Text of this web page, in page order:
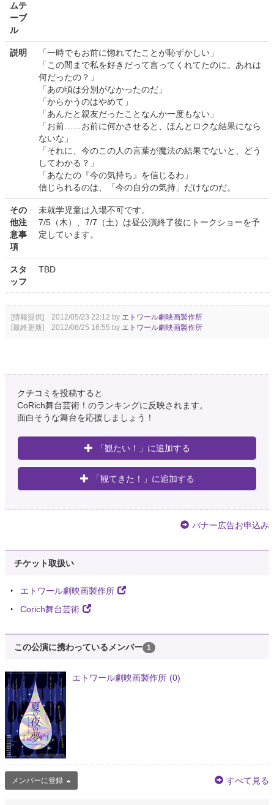
ムテ
ーブ
ル
説明
「一時でもお前に惚れてたことが恥ずかしい」
「この間まで私を好きだって言ってくれてたのに。あれは
何だったの？」
「あの頃は分別がなかったのだ」
「からかうのはやめて」
「あんたと親友だったことなんか一度もない」
「お前……お前に何かさせると、ほんとロクな結果になら
ないな」
「それに、今のこの人の言葉が魔法の結果でないと、どう
してわかる？」
「あなたの『今の気持ち』を信じるわ」
信じられるのは、「今の自分の気持」だけなのだ。
その
他注
意事
項
未就学児童は入場不可です。
7/5（木）、7/7（土）は昼公演終了後にトークショーを予
定しています。
スタ
ッフ
TBD
[情報提供] 2012/05/23 22:12 by エトワール劇映画製作所
[最終更新] 2012/06/25 16:55 by エトワール劇映画製作所
クチコミを投稿すると
CoRich舞台芸術！のランキングに反映されます。
面白そうな舞台を応援しましょう！
「観たい！」に追加する
「観てきた！」に追加する
バナー広告お申込み
チケット取扱い
エトワール劇映画製作所
Corich舞台芸術
この公演に携わっているメンバー 1
エトワール劇映画製作所 (0)
メンバーに登録 すべて見る